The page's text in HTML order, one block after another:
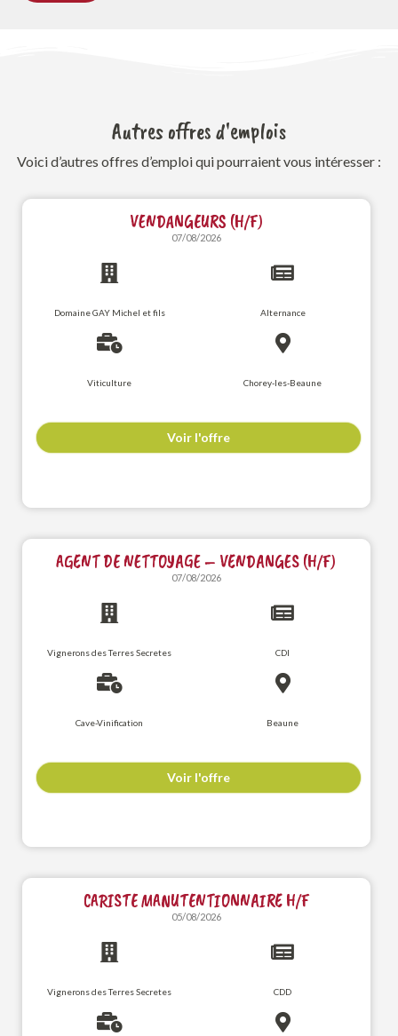
Autres offres d'emplois
Voici d’autres offres d’emploi qui pourraient vous intéresser :
VENDANGEURS (H/F)
07/08/2026
Domaine GAY Michel et fils Alternance
Viticulture Chorey-les-Beaune
Voir l'offre
AGENT DE NETTOYAGE – VENDANGES (H/F)
07/08/2026
Vignerons des Terres Secretes CDI
Cave-Vinification Beaune
Voir l'offre
CARISTE MANUTENTIONNAIRE H/F
05/08/2026
Vignerons des Terres Secretes CDD